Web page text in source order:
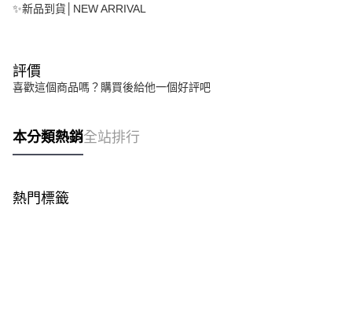
✨新品到貨│NEW ARRIVAL
評價
喜歡這個商品嗎？購買後給他一個好評吧
本分類熱銷全站排行
熱門標籤